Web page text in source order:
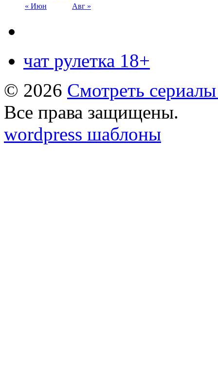
« Июн Авг »
чат рулетка 18+
© 2026 Смотреть
Все права защищены.
wordpress шаблоны